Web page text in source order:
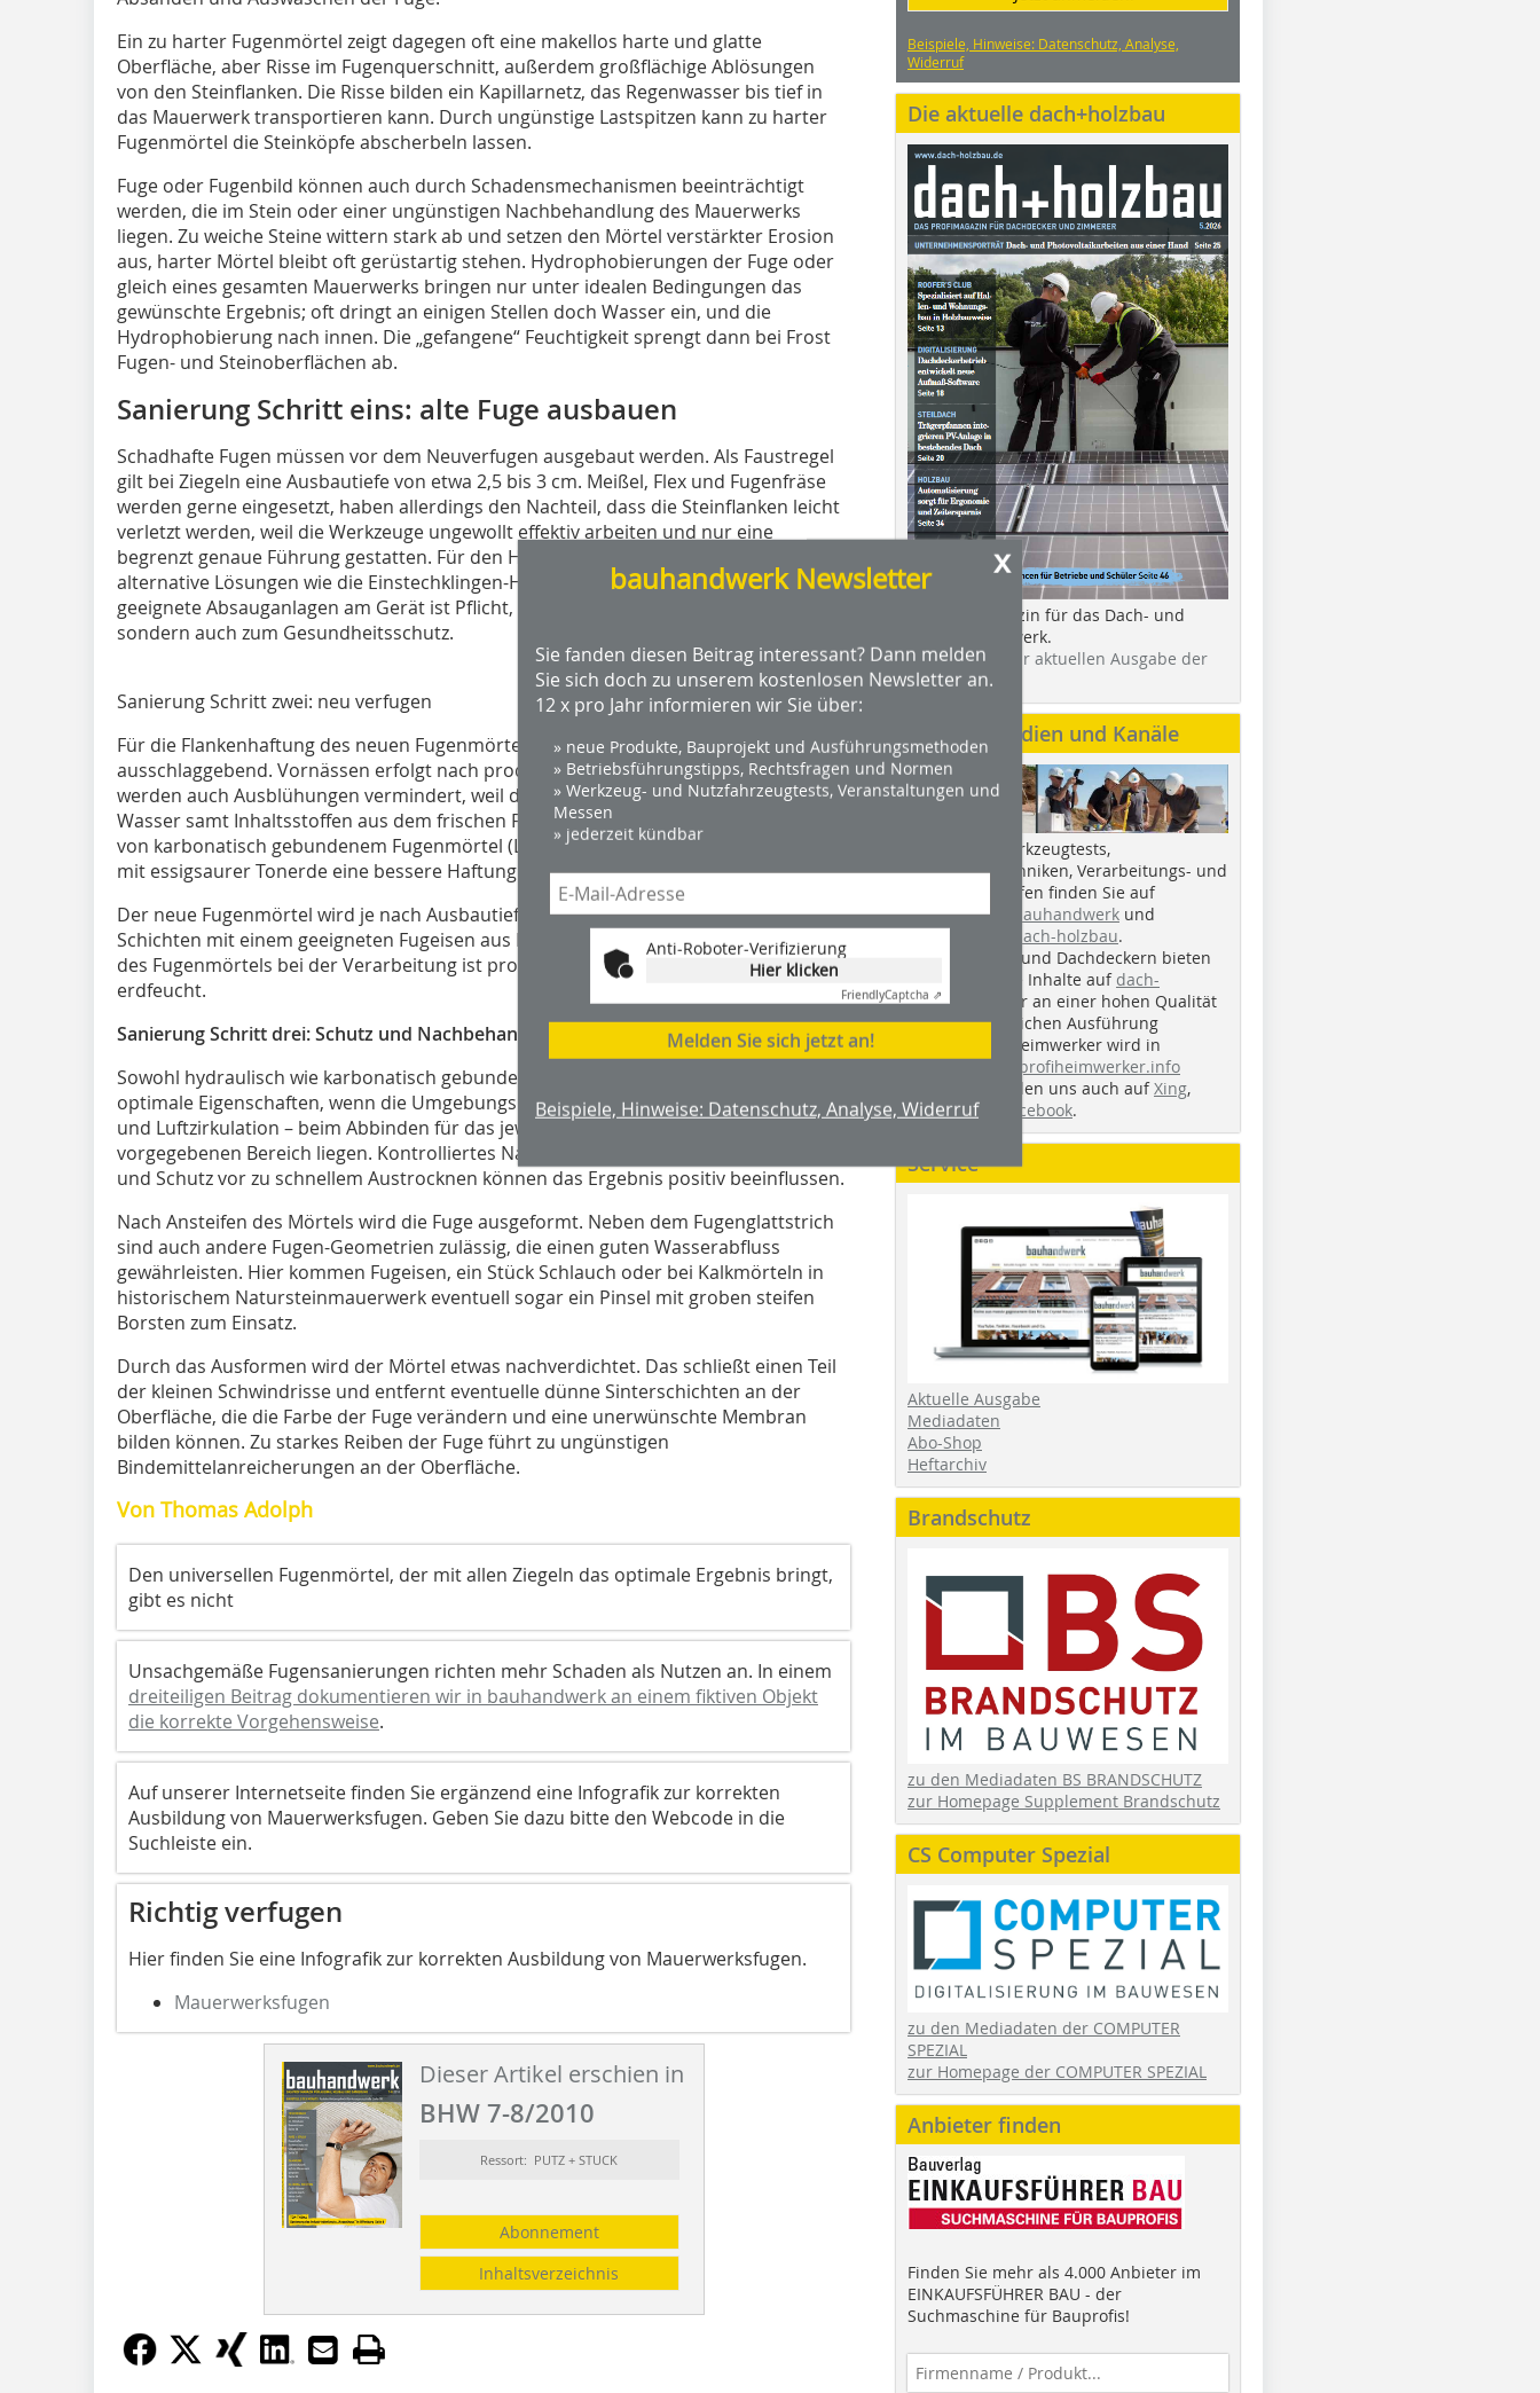
Ein zu harter Fugenmörtel zeigt dagegen oft eine makellos harte und glatte
Oberfläche, aber Risse im Fugenquerschnitt, außerdem großflächige Ablösungen
von den Steinflanken. Die Risse bilden ein Kapillarnetz, das Regenwasser bis tief in
das Mauerwerk transportieren kann. Durch ungünstige Lastspitzen kann zu harter
Fugenmörtel die Steinköpfe abscherbeln lassen.
Fuge oder Fugenbild können auch durch Schadensmechanismen beeinträchtigt
werden, die im Stein oder einer ungünstigen Nachbehandlung des Mauerwerks
liegen. Zu weiche Steine wittern stark ab und setzen den Mörtel verstärkter Erosion
aus, harter Mörtel bleibt oft gerüstartig stehen. Hydrophobierungen der Fuge oder
gleich eines gesamten Mauerwerks bringen nur unter idealen Bedingungen das
gewünschte Ergebnis; oft dringt an einigen Stellen doch Wasser ein, und die
Hydrophobierung nach innen. Die „gefangene“ Feuchtigkeit sprengt dann bei Frost
Fugen- und Steinoberflächen ab.
Sanierung Schritt eins: alte Fuge ausbauen
Schadhafte Fugen müssen vor dem Neuverfugen ausgebaut werden. Als Faustregel
gilt bei Ziegeln eine Ausbautiefe von etwa 2,5 bis 3 cm. Meißel, Flex und Fugenfräse
werden gerne eingesetzt, haben allerdings den Nachteil, dass die Steinflanken leicht
verletzt werden, weil die Werkzeuge ungewollt effektiv arbeiten und nur eine
begrenzt genaue Führung gestatten. Für den Handwerker lohnt sich der Blick auf
alternative Lösungen wie die Einstechklingen-Handsäge. Staubarmes Arbeiten durch
geeignete Absauganlagen am Gerät ist Pflicht, nicht nur wegen der Verschmutzung,
sondern auch zum Gesundheitsschutz.
Sanierung Schritt zwei: neu verfugen
Für die Flankenhaftung des neuen Fugenmörtels ist eine gut gereinigte Fuge
ausschlaggebend. Vornässen erfolgt nach produktspezifischen Empfehlungen. So
werden auch Ausblühungen vermindert, weil der richtig vorgenässte Stein kaum
Wasser samt Inhaltsstoffen aus dem frischen Fugenmörtel absaugt. Bei Verwendung
von karbonatisch gebundenem Fugenmörtel (Luftkalk) bewirkt die Vorbehandlung
mit essigsaurer Tonerde eine bessere Haftung am Stein.
Der neue Fugenmörtel wird je nach Ausbautiefe der Fuge in einer oder zwei
Schichten mit einem geeigneten Fugeisen aus Edelstahl angetragen. Die Konsistenz
des Fugenmörtels bei der Verarbeitung ist produktspezifisch, meist in etwa
erdfeucht.
Sanierung Schritt drei: Schutz und Nachbehandlung
Sowohl hydraulisch wie karbonatisch gebundene Fugenmörtel erreichen dann
optimale Eigenschaften, wenn die Umgebungsbedingungen – Temperatur, Feuchte
und Luftzirkulation – beim Abbinden für das jeweilige Material im vom Hersteller
vorgegebenen Bereich liegen. Kontrolliertes Nachnässen bei hydraulischen Mörteln
und Schutz vor zu schnellem Austrocknen können das Ergebnis positiv beeinflussen.
Nach Ansteifen des Mörtels wird die Fuge ausgeformt. Neben dem Fugenglattstrich
sind auch andere Fugen-Geometrien zulässig, die einen guten Wasserabfluss
gewährleisten. Hier kommen Fugeisen, ein Stück Schlauch oder bei Kalkmörteln in
historischem Natursteinmauerwerk eventuell sogar ein Pinsel mit groben steifen
Borsten zum Einsatz.
Durch das Ausformen wird der Mörtel etwas nachverdichtet. Das schließt einen Teil
der kleinen Schwindrisse und entfernt eventuelle dünne Sinterschichten an der
Oberfläche, die die Farbe der Fuge verändern und eine unerwünschte Membran
bilden können. Zu starkes Reiben der Fuge führt zu ungünstigen
Bindemittelanreicherungen an der Oberfläche.
Von Thomas Adolph
Den universellen Fugenmörtel, der mit allen Ziegeln das optimale Ergebnis bringt,
gibt es nicht
Unsachgemäße Fugensanierungen richten mehr Schaden als Nutzen an. In einem
dreiteiligen Beitrag dokumentieren wir in bauhandwerk an einem fiktiven Objekt
die korrekte Vorgehensweise.
Auf unserer Internetseite finden Sie ergänzend eine Infografik zur korrekten
Ausbildung von Mauerwerksfugen. Geben Sie dazu bitte den Webcode in die
Suchleiste ein.
Richtig verfugen
Hier finden Sie eine Infografik zur korrekten Ausbildung von Mauerwerksfugen.
Mauerwerksfugen
Dieser Artikel erschien in
BHW 7-8/2010
Ressort: PUTZ + STUCK
Abonnement
Inhaltsverzeichnis
x
bauhandwerk Newsletter
Sie fanden diesen Beitrag interessant? Dann melden
Sie sich doch zu unserem kostenlosen Newsletter an.
12 x pro Jahr informieren wir Sie über:
» neue Produkte, Bauprojekt und Ausführungsmethoden
» Betriebsführungstipps, Rechtsfragen und Normen
» Werkzeug- und Nutzfahrzeugtests, Veranstaltungen und
Messen
» jederzeit kündbar
Anti-Roboter-Verifizierung
Hier klicken
FriendlyCaptcha ⇗
Melden Sie sich jetzt an!
Beispiele, Hinweise: Datenschutz, Analyse, Widerruf
Beispiele, Hinweise: Datenschutz, Analyse,
Widerruf
Die aktuelle dach+holzbau
Das Profimagazin für das Dach- und
Holzbauhandwerk.
Hier geht es zur aktuellen Ausgabe der
dach+holzbau.
Weitere Medien und Kanäle
Videos von Werkzeugtests,
Handwerkstechniken, Verarbeitungs- und
Montageabläufen finden Sie auf
youtube.com/bauhandwerk und
youtube.com/dach-holzbau.
Zimmerleuten und Dachdeckern bieten
wir spannende Inhalte auf dach-
holzbau.de
, der an einer hohen Qualität
der handwerklichen Ausführung
interessierte Heimwerker wird in
unserem Blog
profiheimwerker.info
fündig. Sie finden uns auch aufXing,
Twitterund Facebook.
Service
Aktuelle Ausgabe
Mediadaten
Abo-Shop
Heftarchiv
Brandschutz
zu den Mediadaten BS BRANDSCHUTZ
zur Homepage Supplement Brandschutz
CS Computer Spezial
zu den Mediadaten der COMPUTER
SPEZIAL
zur Homepage der COMPUTER SPEZIAL
Anbieter finden
Finden Sie mehr als 4.000 Anbieter im
EINKAUFSFÜHRER BAU - der
Suchmaschine für Bauprofis!